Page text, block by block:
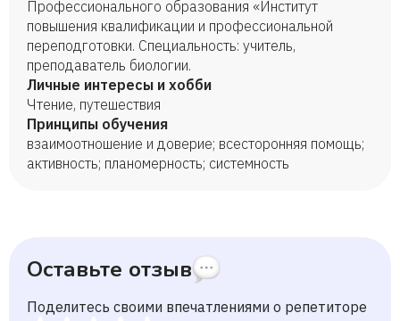
Профессионального образования «Институт
повышения квалификации и профессиональной
переподготовки. Специальность: учитель,
преподаватель биологии.
Личные интересы и хобби
Чтение, путешествия
Принципы обучения
взаимоотношение и доверие; всесторонняя помощь;
активность; планомерность; системность
Оставьте отзыв
Поделитесь своими впечатлениями о репетиторе